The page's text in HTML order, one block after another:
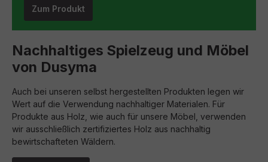
Zum Produkt
Nachhaltiges Spielzeug und Möbel
von Dusyma
Auch bei unseren selbst hergestellten Produkten legen wir
Wert auf die Verwendung nachhaltiger Materialen. Für
Produkte aus Holz, wie auch für unsere Möbel, verwenden
wir ausschließlich zertifiziertes Holz aus nachhaltig
bewirtschafteten Wäldern.